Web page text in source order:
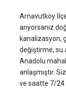
Arnavutköy
arıyorsanız
kanalizasyon,
değiştirme, su
Anadolu
anlaşmıştır.
ve saatte 7/24